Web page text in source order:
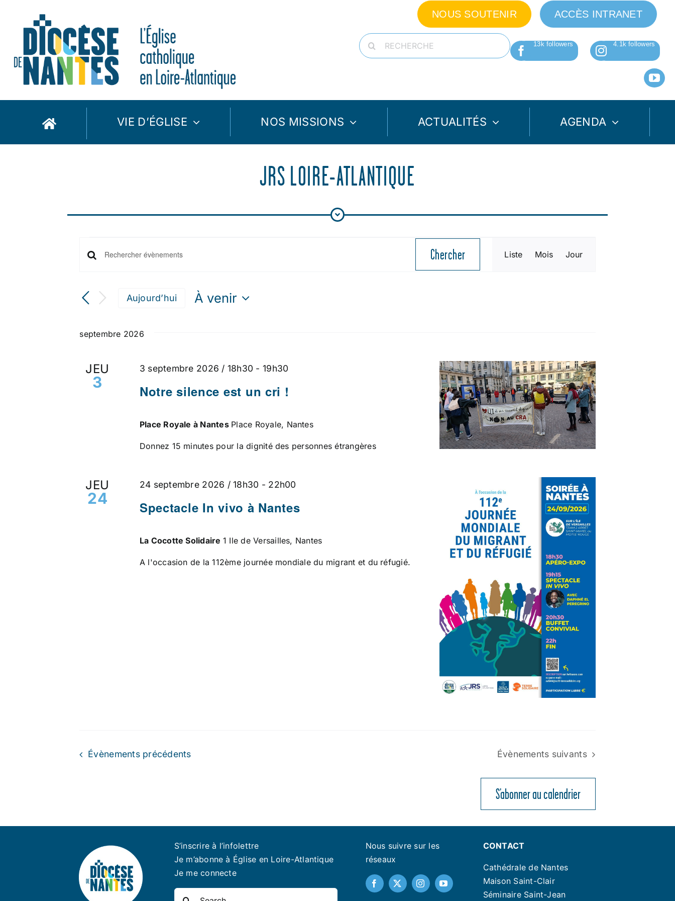
contenu
NOUS SOUTENIR ACCÈS INTRANET
Rechercher:
VIE D’ÉGLISE NOS MISSIONS ACTUALITÉS AGENDA
JRS LOIRE-ATLANTIQUE
ÉVÈNEMENTS
RECHERCHE
ET
NAVIGATION
DE
VUES
ÉVÈNEMENTS
Saisir
Rechercher
mot-
Chercher
DE
Liste Mois Jour
Aujourd’hui
À venir
septembre 2026
JEU
3
Notre silence est un cri !
3 septembre 2026 / 18h30 - 19h30
Place Royale à Nantes Place Royale, Nantes
Donnez 15 minutes pour la dignité des personnes étrangères
JEU
24
Spectacle In vivo à Nantes
24 septembre 2026 / 18h30 - 22h00
La Cocotte Solidaire 1 Ile de Versailles, Nantes
A l'occasion de la 112ème journée mondiale du migrant et du réfugié.
Évènementsprécédents Évènements suivants
S’abonner au calendrier
S’inscrire à l’infolettre
Je m’abonne à Église en Loire-Atlantique
Je me connecte
Nous suivre sur les
réseaux
CONTACT
Cathédrale de Nantes
Maison Saint-Clair
Séminaire Saint-Jean